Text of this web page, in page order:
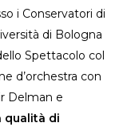
i Conservatori di
di Bologna
Spettacolo col
d’orchestra con
Delman e
qualità di